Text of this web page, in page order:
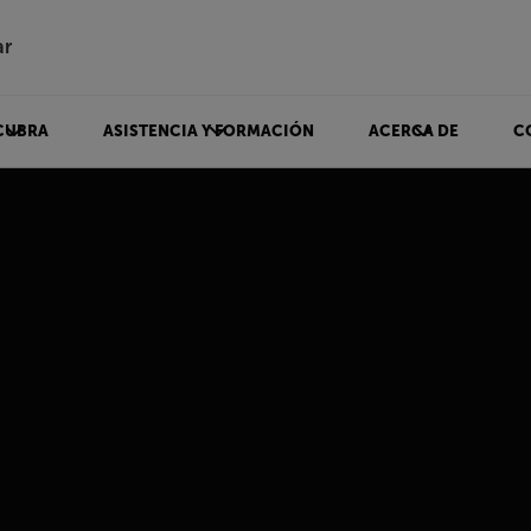
ASISTENCIA Y FORMACIÓN ACERCA DE